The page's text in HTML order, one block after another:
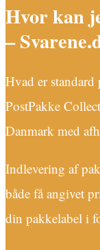
Hvor kan
–
Hvad er
PostPakke
Danmark med
Indlevering af
både få angivet
din pakkelabel i